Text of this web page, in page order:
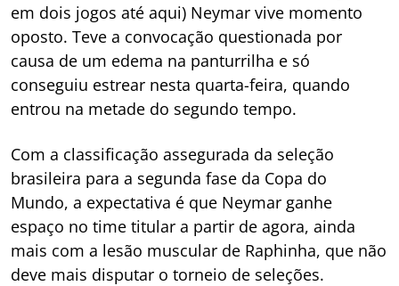
em dois jogos até aqui) Neymar vive momento
oposto. Teve a convocação questionada por
causa de um edema na panturrilha e só
conseguiu estrear nesta quarta-feira, quando
entrou na metade do segundo tempo.
Com a classificação assegurada da seleção
brasileira para a segunda fase da Copa do
Mundo, a expectativa é que Neymar ganhe
espaço no time titular a partir de agora, ainda
mais com a lesão muscular de Raphinha, que não
deve mais disputar o torneio de seleções.